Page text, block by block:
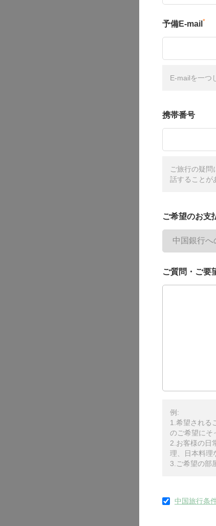
予備E-mail *
E-mailを一つ
携帯番号
ご旅行の疑
話することが
ご希望のお支
ご質問・ご要
例:
1.希望される
のご希望にそ
2.お客様の日
理、日本料理
3.ご希望の部
中国旅行条